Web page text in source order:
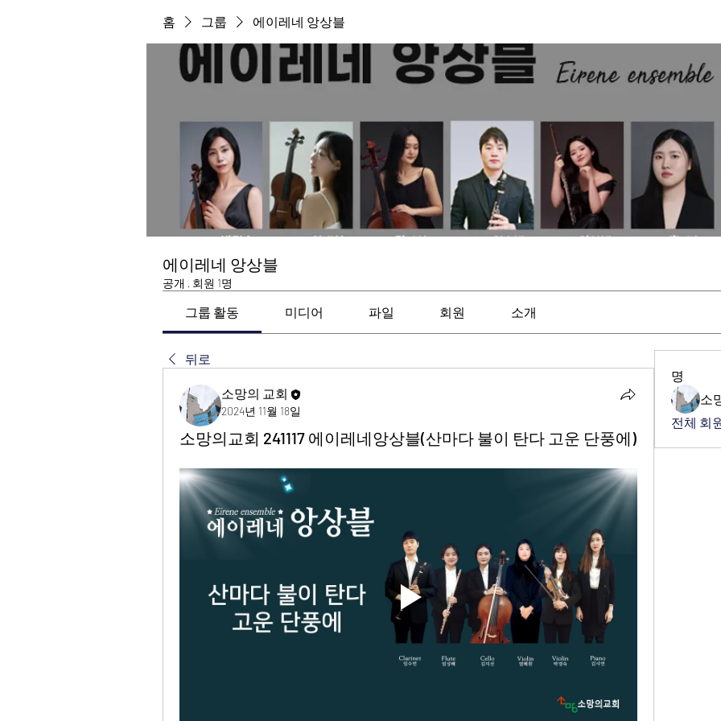
홈 그룹 에이레네 앙상블
에이레네 앙상블
공개 · 회원 1명
그룹 활동 미디어 파일 회원 소개
뒤로
소망의 교회
2024년 11월 18일
소망의교회 241117 에이레네앙상블(산마다 불이 탄다 고운 단풍에)
명
소
전체 회